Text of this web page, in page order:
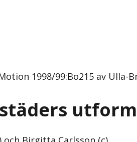
1998/99:Bo215 av Ulla-